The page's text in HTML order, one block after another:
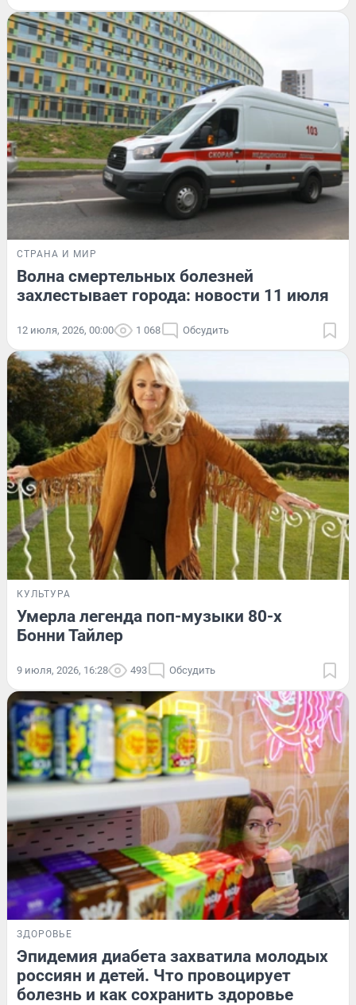
СТРАНА И МИР
Волна смертельных болезней
захлестывает города: новости 11 июля
12 июля, 2026, 00:00 1 068 Обсудить
КУЛЬТУРА
Умерла легенда поп-музыки 80-х
Бонни Тайлер
9 июля, 2026, 16:28 493 Обсудить
ЗДОРОВЬЕ
Эпидемия диабета захватила молодых
россиян и детей. Что провоцирует
болезнь и как сохранить здоровье